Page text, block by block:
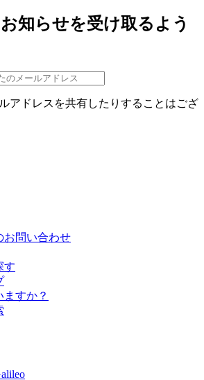
知らせを受け取るよう
アドレスを共有したりすることはござ
お問い合わせ
す
すか？